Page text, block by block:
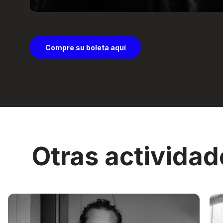
Compre su boleta aquí
Otras